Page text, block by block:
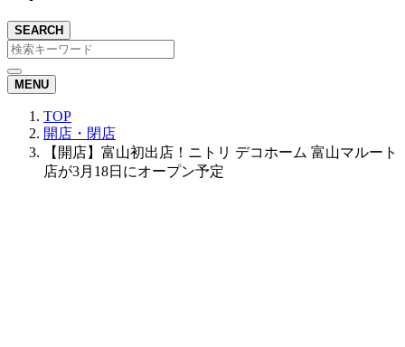
SEARCH
MENU
TOP
開店・閉店
【開店】富山初出店！ニトリ デコホーム 富山マルート
店が3月18日にオープン予定